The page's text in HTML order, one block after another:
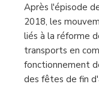
Après l'épisode
2018, les
liés à la réforme
transports en
fonctionnement
des fêtes de fin